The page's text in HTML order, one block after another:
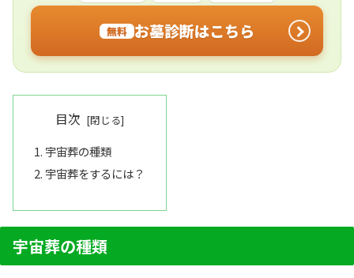
無料 お墓診断はこちら
目次
宇宙葬の種類
宇宙葬をするには？
宇宙葬の種類